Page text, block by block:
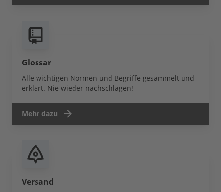
Glossar
Alle wichtigen Normen und Begriffe gesammelt und
erklärt. Nie wieder nachschlagen!
Mehr dazu
Versand